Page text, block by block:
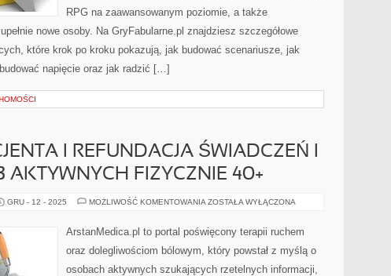
RPG na zaawansowanym poziomie, a także
nowe osoby. Na GryFabularne.pl znajdziesz szczegółowe
które krok po kroku pokazują, jak budować scenariusze, jak
napięcie oraz jak radzić […]
I REFUNDACJA ŚWIADCZEŃ I
AKTYWNYCH FIZYCZNIE 40+
GRU - 12 - 2025 MOŻLIWOŚĆ KOMENTOWANIA PRAWO
REFUNDACJA
ŚWIADCZEŃ
BÓL
OSÓB
ZOSTAŁA WYŁĄCZONA
ArstanMedica.pl to portal poświęcony terapii ruchem
oraz dolegliwościom bólowym, który powstał z myślą o
osobach aktywnych szukających rzetelnych informacji,